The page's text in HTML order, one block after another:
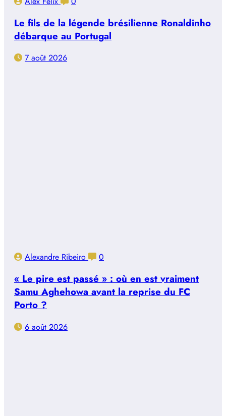
Le fils de la légende brésilienne Ronaldinho
débarque au Portugal
7 août 2026
Alexandre Ribeiro 0
« Le pire est passé » : où en est vraiment
Samu Aghehowa avant la reprise du FC
Porto ?
6 août 2026